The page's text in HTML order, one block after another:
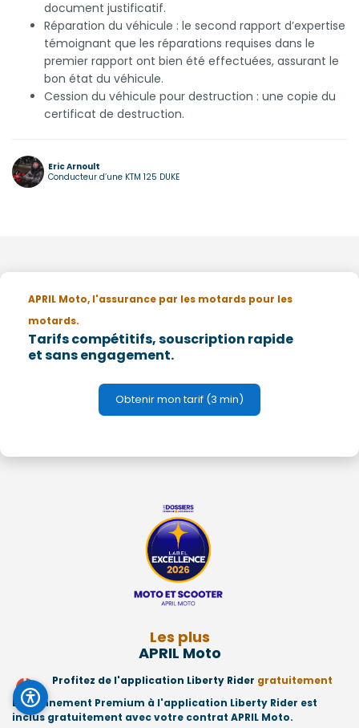
document justificatif.
Réparation du véhicule : le second rapport d’expertise
témoignant que les réparations requises dans le
premier rapport ont bien été effectuées, assurant le
bon état du véhicule.
Cession du véhicule pour destruction : une copie du
certificat de destruction.
Eric Arnoult
Conducteur d’une KTM 125 DUKE
APRIL Moto, l'assurance par les motards pour les
motards.
Tarifs compétitifs, souscription rapide
et sans engagement.
Obtenir mon tarif (3 min)
Les plus
APRIL Moto
Profitez de l'application Liberty Rider gratuitement
L'abonnement Premium à l'application Liberty Rider est
inclus gratuitement avec votre contrat APRIL Moto.